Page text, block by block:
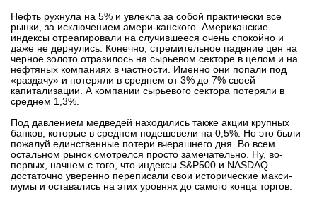
вконтакте
телеграм
Стать автором
Нефть рухнула на 5% и увлекла за собой практически все
рынки, за исключением амери-канского. Американские
индексы отреагировали на случившееся очень спокойно и
даже не дернулись. Конечно, стремительное падение цен на
черное золото отразилось на сырьевом секторе в целом и на
нефтяных компаниях в частности. Именно они попали под
«раздачу» и потеряли в среднем от 3% до 7% своей
капитализации. А компании сырьевого сектора потеряли в
среднем 1,3%.
Под давлением медведей находились также акции крупных
банков, которые в среднем подешевели на 0,5%. Но это были
пожалуй единственные потери вчерашнего дня. Во всем
остальном рынок смотрелся просто замечательно. Ну, во-
первых, начнем с того, что индексы S&P500 и NASDAQ
достаточно уверенно переписали свои исторические макси-
мумы и оставались на этих уровнях до самого конца торгов.